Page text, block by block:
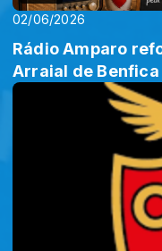
02/06/2026
Rádio Amparo
Arraial de Benfica